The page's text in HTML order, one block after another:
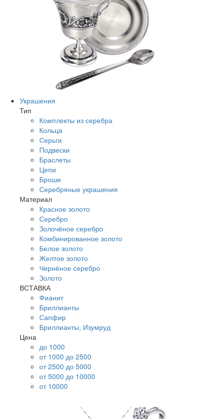
Украшения
Тип
Комплекты из серебра
Кольца
Серьги
Подвески
Браслеты
Цепи
Броши
Серебряные украшения
Материал
Красное золото
Серебро
Золочёное серебро
Комбинированное золото
Белое золото
Желтое золото
Чернёное серебро
Золото
ВСТАВКА
Фианит
Бриллианты
Сапфир
Бриллианты, Изумруд
Цена
до 1000
от 1000 до 2500
от 2500 до 5000
от 5000 до 10000
от 10000